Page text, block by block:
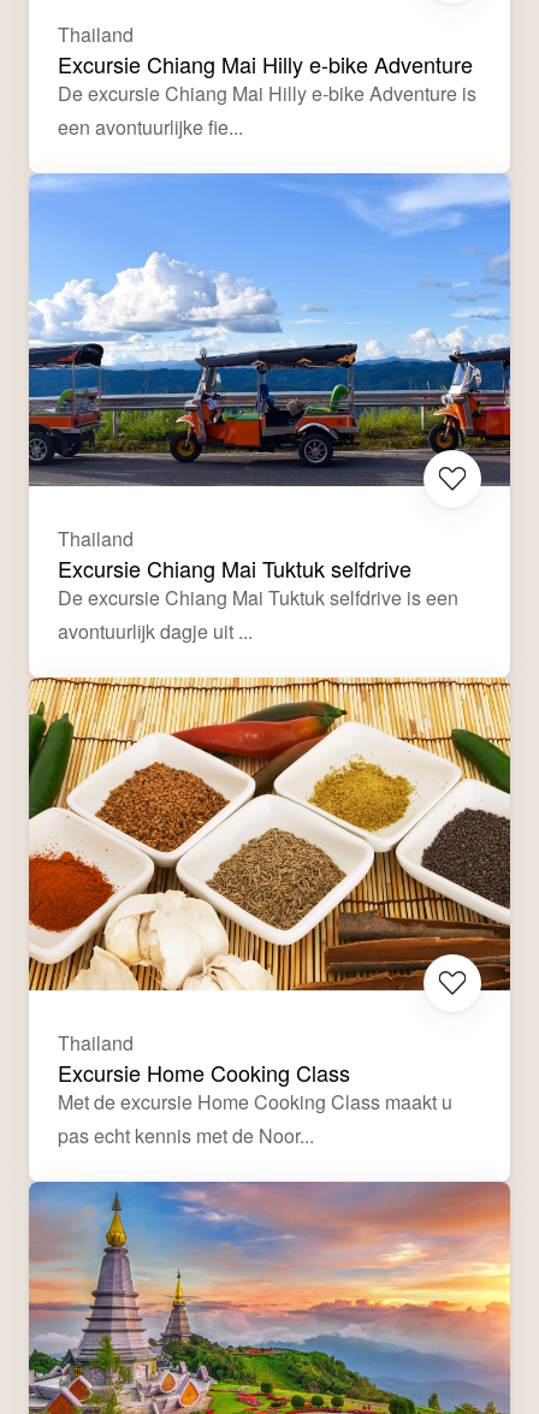
Thailand
Excursie Chiang Mai Hilly e-bike Adventure
De excursie Chiang Mai Hilly e-bike Adventure is
een avontuurlijke fie...
Thailand
Excursie Chiang Mai Tuktuk selfdrive
De excursie Chiang Mai Tuktuk selfdrive is een
avontuurlijk dagje uit ...
Thailand
Excursie Home Cooking Class
Met de excursie Home Cooking Class maakt u
pas echt kennis met de Noor...